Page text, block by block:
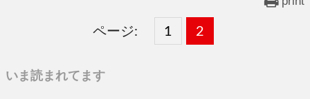
ページ:
固
1 ,
固
2
いま読まれてます